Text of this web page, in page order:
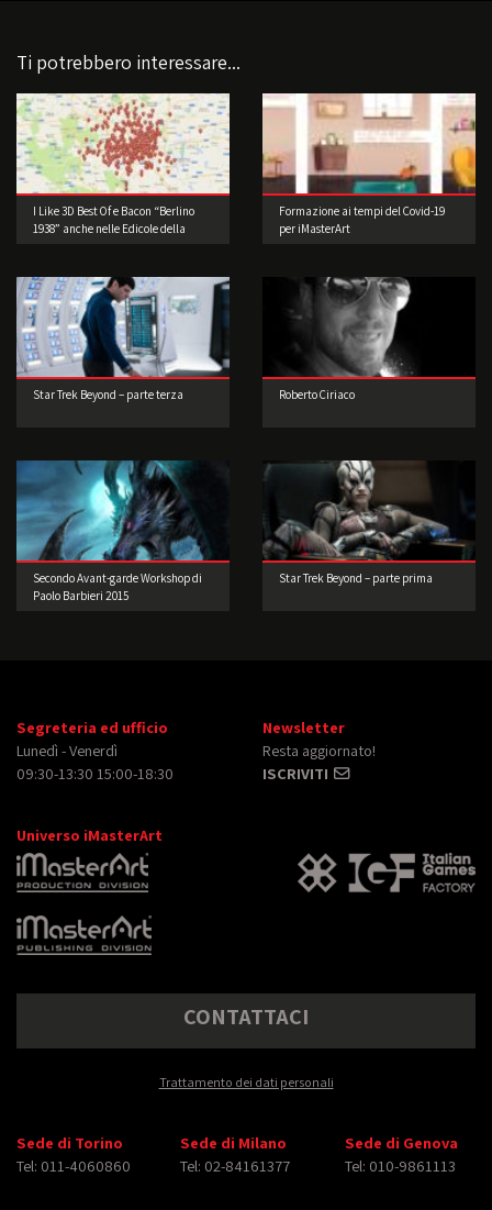
Ti potrebbero interessare...
I Like 3D Best Of e Bacon “Berlino
1938” anche nelle Edicole della
Formazione ai tempi del Covid-19
per iMasterArt
Star Trek Beyond – parte terza Roberto Ciriaco
Secondo Avant-garde Workshop di
Paolo Barbieri 2015
Star Trek Beyond – parte prima
Segreteria ed ufficio
Lunedì - Venerdì
09:30-13:30 15:00-18:30
Newsletter
Resta aggiornato!
ISCRIVITI
Universo iMasterArt
CONTATTACI
Trattamento dei dati personali
Sede di Torino
Tel: 011-4060860
Sede di Milano
Tel: 02-84161377
Sede di Genova
Tel: 010-9861113